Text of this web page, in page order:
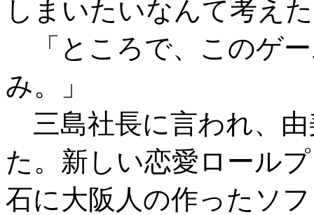
しまいたいなんて考え
「ところで、このゲ
み。」
三島社長に言われ、
た。新しい恋愛ロール
石に大阪人の作ったソ